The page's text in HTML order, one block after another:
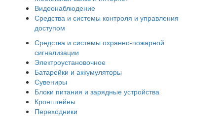
Видеонаблюдение
Средства и системы контроля и управления
доступом
Средства и системы охранно-пожарной
сигнализации
Электроустановочное
Батарейки и аккумуляторы
Сувениры
Блоки питания и зарядные устройства
Кронштейны
Переходники